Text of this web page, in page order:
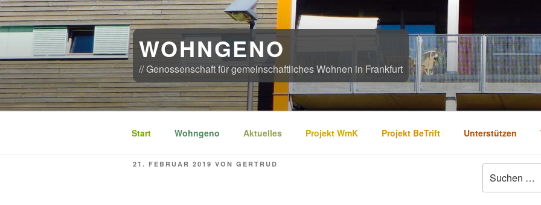
Zum
Inhalt
springen
WOHNGENO
// Genossenschaft für gemeinschaftliches Wohnen in Frankfurt
Start Wohngeno Aktuelles Projekt WmK Projekt BeTrift Unterstützen
VERÖFFENTLICHT
21. FEBRUAR 2019 VON GERTRUD
nach: